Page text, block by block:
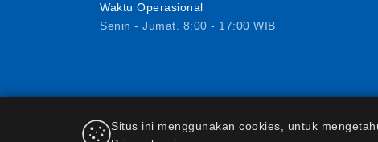
Waktu Operasional
Senin - Jumat. 8:00 - 17:00 WIB
PT AJ Central Asia Raya berizin dan diawasi oleh
Situs ini menggunakan cookies, untuk